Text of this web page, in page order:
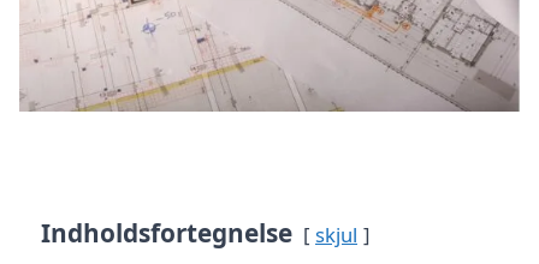
Indholdsfortegnelse skjul